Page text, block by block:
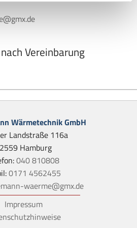
Vereinbarung
Wärmetechnik GmbH
Landstraße 116a
Hamburg
040 810808
0171 4562455
waerme@gmx.de
Impressum